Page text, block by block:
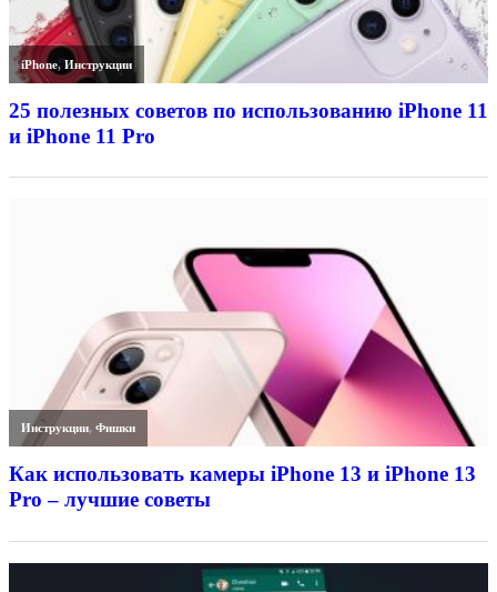
iPhone,Инструкции
25 полезных советов по использованию iPhone 11
и iPhone 11 Pro
Инструкции,Фишки
Как использовать камеры iPhone 13 и iPhone 13
Pro – лучшие советы